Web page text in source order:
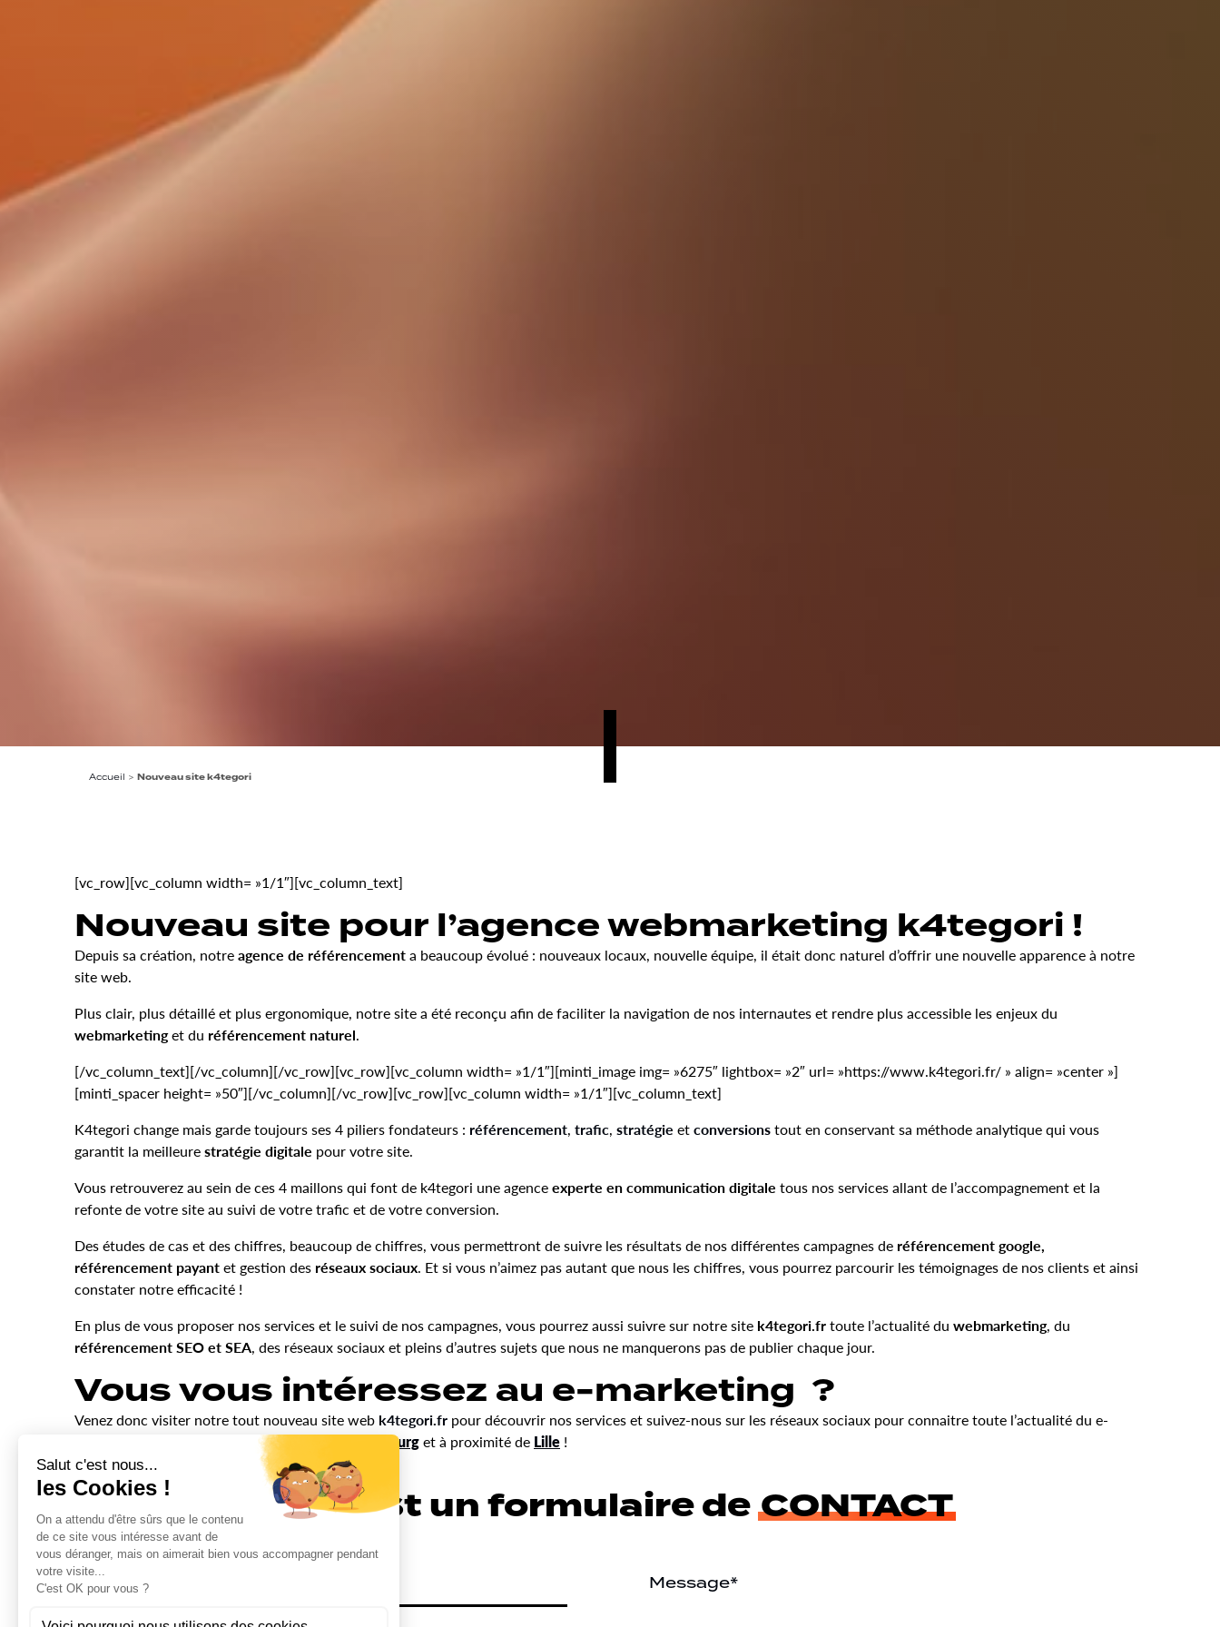
Accueil >Nouveau site k4tegori
[vc_row][vc_column width= »1/1″][vc_column_text]
Nouveau site pour l’agence webmarketing k4tegori !
Depuis sa création, notreagence de référencementa beaucoup évolué : nouveaux locaux, nouvelle équipe, il était donc naturel d’offrir une nouvelle apparence à notre
site web.
Plus clair, plus détaillé et plus ergonomique, notre site a été reconçu afin de faciliter la navigation de nos internautes et rendre plus accessible les enjeux du
webmarketinget du référencement naturel.
[/vc_column_text][/vc_column][/vc_row][vc_row][vc_column width= »1/1″][minti_image img= »6275″ lightbox= »2″ url= »https://www.k4tegori.fr/ » align= »center »]
[minti_spacer height= »50″][/vc_column][/vc_row][vc_row][vc_column width= »1/1″][vc_column_text]
K4tegori change mais garde toujours ses 4 piliers fondateurs : référencement, trafic, stratégie etconversionstout en conservant sa méthode analytique qui vous
garantit la meilleurestratégie digitale pour votre site.
Vous retrouverez au sein de ces 4 maillons qui font de k4tegori une agenceexperte en communication digitale tous nos services allant de l’accompagnement et la
refonte de votre site au suivi de votre trafic et de votre conversion.
Des études de cas et des chiffres, beaucoup de chiffres, vous permettront de suivre les résultats de nos différentes campagnes de référencement google,
référencement payantet gestion des réseaux sociaux. Et si vous n’aimez pas autant que nous les chiffres, vous pourrez parcourir les témoignages de nos clients et ainsi
constater notre efficacité !
En plus de vous proposer nos services et le suivi de nos campagnes, vous pourrez aussi suivre sur notre site k4tegori.frtoute l’actualité du webmarketing, du
référencement SEO et SEA, des réseaux sociaux et pleins d’autres sujets que nous ne manquerons pas de publier chaque jour.
Vous vous intéressez au e-marketing ?
Venez donc visiter notre tout nouveau site web k4tegori.fr pour découvrir nos services et suivez-nous sur les réseaux sociaux pour connaitre toute l’actualité du e-
agences webbasées àStrasbourget à proximité de Lille !
[/vc_column_text][/vc_column][/vc_row]
Ceci est un formulaire deCONTACT